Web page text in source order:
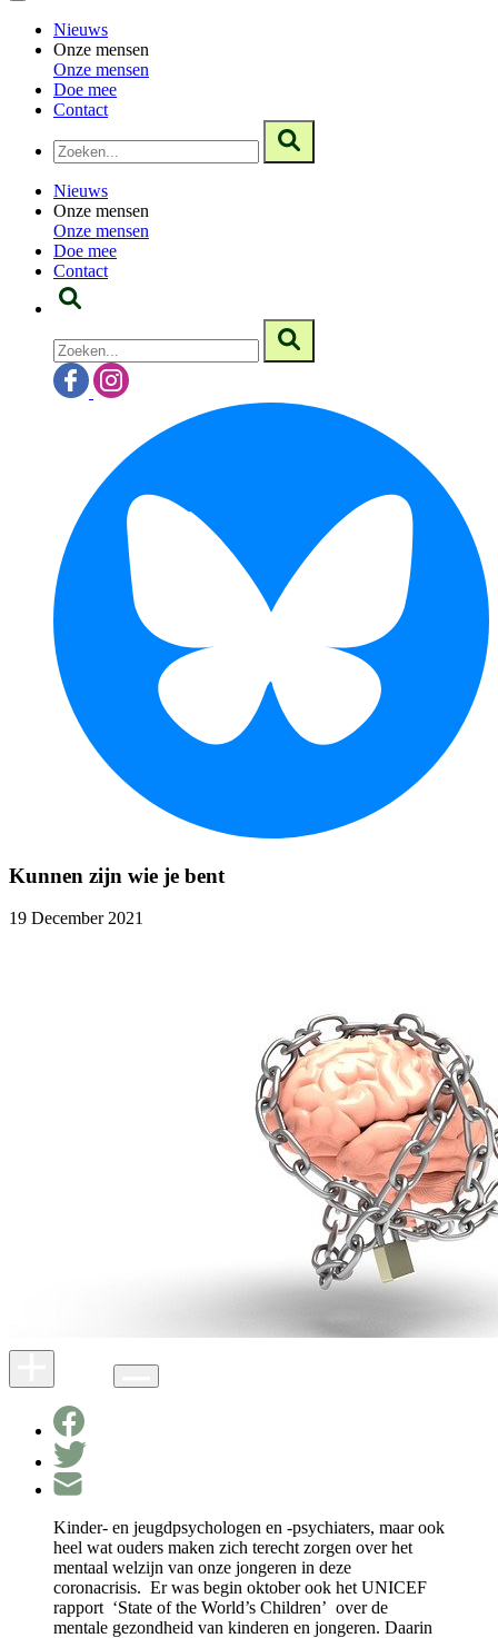
Nieuws
Onze mensen
Onze mensen
Doe mee
Contact
Nieuws
Onze mensen
Onze mensen
Doe mee
Contact
Kunnen zijn wie je bent
19 December 2021
Kinder- en jeugdpsychologen en -psychiaters, maar ook
heel wat ouders maken zich terecht zorgen over het
mentaal welzijn van onze jongeren in deze
coronacrisis. Er was begin oktober ook het UNICEF
rapport ‘State of the World’s Children’ over de
mentale gezondheid van kinderen en jongeren. Daarin